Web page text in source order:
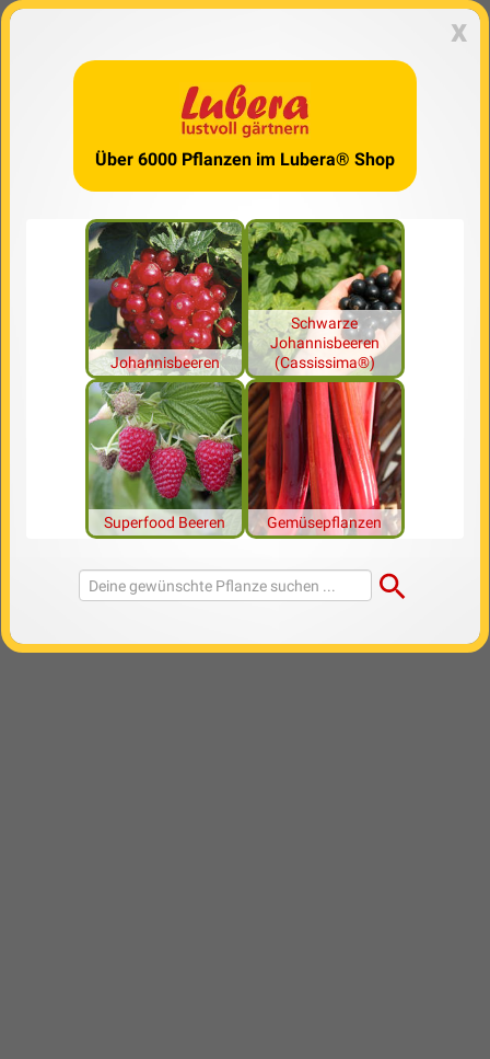
x
Über 6000 Pflanzen im Lubera® Shop
Johannisbeeren
Schwarze
Johannisbeeren
(Cassissima®)
Superfood Beeren Gemüsepflanzen